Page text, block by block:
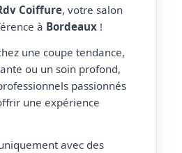
Coiffure, votre salon
à Bordeaux !
une coupe tendance,
ou un soin profond,
passionnés
une expérience
avec des